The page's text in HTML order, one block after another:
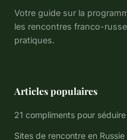
Votre guide sur la
les rencontres franco-
pratiques.
Articles populaires
21 compliments pour séduire
Sites de rencontre en Russie